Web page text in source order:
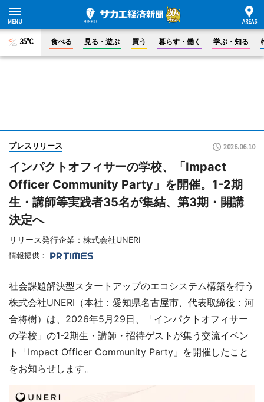
35°C 食べる 見る・遊ぶ 買う 暮らす・働く 学ぶ・知る
プレスリリース 2026.06.10
インパクトオフィサーの学校、「Impact
Officer Community Party」を開催。1-2期
生・講師等実践者35名が集結、第3期・開講
決定へ
リリース発行企業：株式会社UNERI
情報提供：
社会課題解決型スタートアップのエコシステム構築を行う
株式会社UNERI（本社：愛知県名古屋市、代表取締役：河
合将樹）は、2026年5月29日、「インパクトオフィサー
の学校」の1-2期生・講師・招待ゲストが集う交流イベン
ト「Impact Officer Community Party」を開催したこと
をお知らせします。